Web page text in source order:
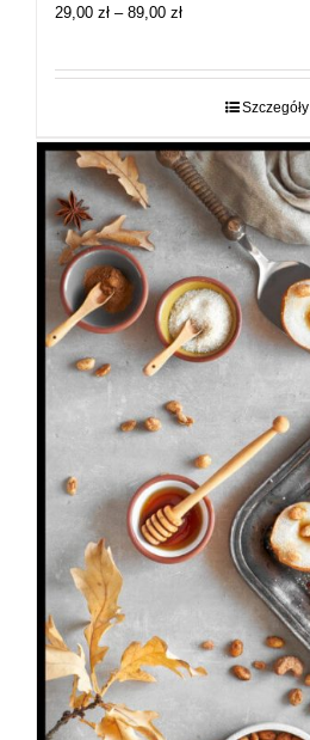
29,00 zł – 89,00 złZakres
29,00 zł
Szczegóły